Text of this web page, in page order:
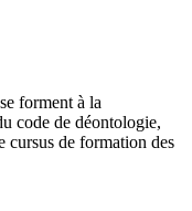
forment à la
code de déontologie,
cursus de formation des